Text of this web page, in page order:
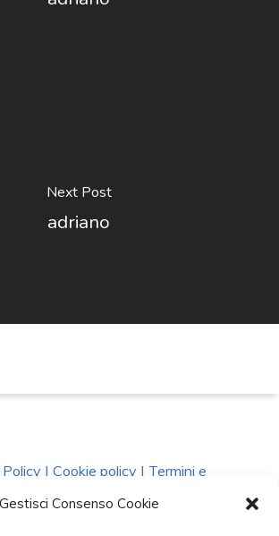
Gestisci Consenso Cookie
Next Post
adriano
| Cookie policy | Termini e
Condizioni|Richiedi Dati